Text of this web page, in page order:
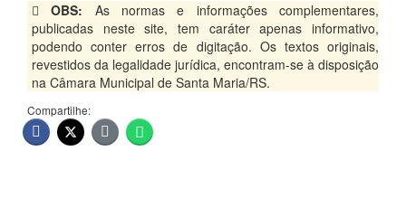
OBS: As normas e informações complementares,
publicadas neste site, tem caráter apenas informativo,
podendo conter erros de digitação. Os textos originais,
revestidos da legalidade jurídica, encontram-se à disposição
na Câmara Municipal de Santa Maria/RS.
Compartilhe: